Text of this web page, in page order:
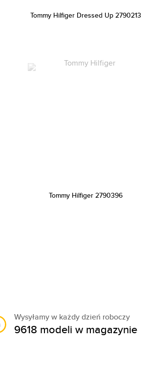
Tommy Hilfiger Dressed Up 2790213
Tommy Hilfiger 2790396
Wysyłamy w każdy dzień roboczy
9618 modeli w magazynie